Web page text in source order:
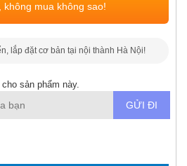
không mua không sao!
lắp đặt cơ bản tại nội thành Hà Nội!
sản phẩm này.